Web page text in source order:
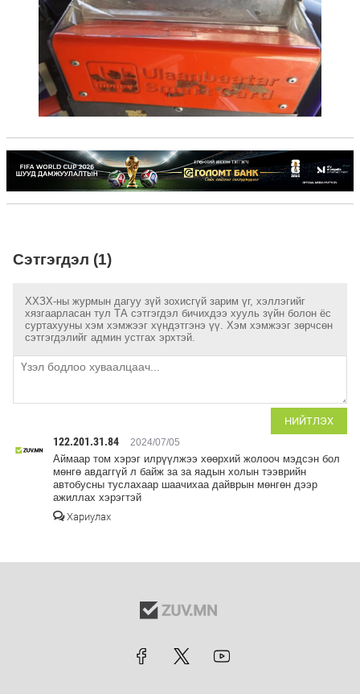
Сэтгэгдэл (1)
ХХЗХ-ны журмын дагуу зүй зохисгүй зарим үг, хэллэгийг
хязгаарласан тул ТА сэтгэгдэл бичихдээ хууль зүйн болон ёс
суртахууны хэм хэмжээг хүндэтгэнэ үү. Хэм хэмжээг зөрчсөн
сэтгэгдэлийг админ устгах эрхтэй.
НИЙТЛЭХ
122.201.31.84 2024/07/05
Аймаар том хэрэг илрүүлжээ хөөрхий жолооч мэдсэн бол
мөнгө авдаггүй л байж за за яадын холын тээврийн
автобусны туслахаар шаачихаа дайврын мөнгөн дээр
ажиллах хэрэгтэй
Хариулах